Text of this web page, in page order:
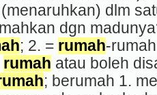
dlm
dgn
; 2. = rumah-
rumah atau boleh